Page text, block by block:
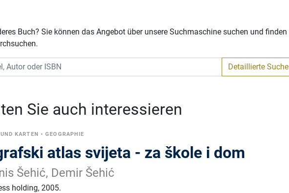
Buch? Sie können das Angebot über unsere Suchmaschine suchen und finden
Detaillierte Suche
Sie auch interessieren
KARTEN •GEOGRAPHIE
atlas svijeta - za škole i dom
Šehić, Demir Šehić
holding,2005.